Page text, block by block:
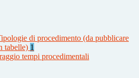
di procedimento (da pubblicare
tabelle) 1
tempi procedimentali